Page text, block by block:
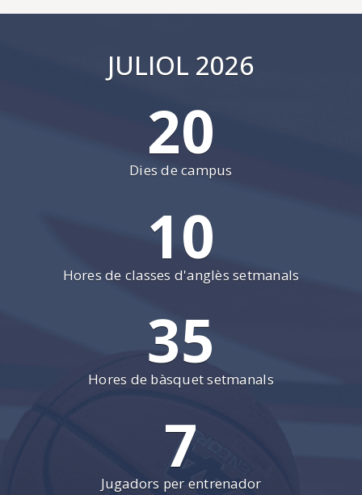
JULIOL 2026
20
Dies de campus
10
Hores de classes d'anglès setmanals
35
Hores de bàsquet setmanals
7
Jugadors per entrenador